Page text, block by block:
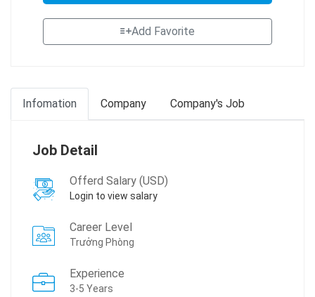
Add Favorite
Infomation Company Company's Job
Job Detail
Offerd Salary (USD)
Login to view salary
Career Level
Trưởng Phòng
Experience
3-5 Years